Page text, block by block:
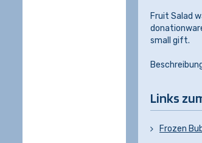
Fruit Salad
small gift.
Links
Frozen